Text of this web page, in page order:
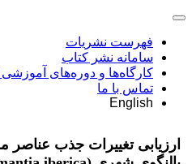
فهرست نشریات
سامانه نشر کتاب
کارگاه‌ها و دوره‌های
تماس با ما
English
ارزیابی تغییرات جذب عناصر